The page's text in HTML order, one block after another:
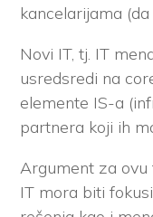
kancelarijama
Novi IT, tj. IT
usredsredi na
elemente IS-a
partnera koji ih
Argument za ovu
IT mora biti